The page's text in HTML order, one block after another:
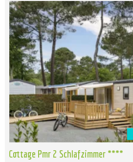
Cottage Pmr 2 Schlafzimmer ****